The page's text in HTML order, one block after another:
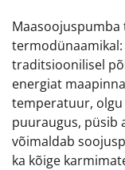
traditsioonilisel
energiat
temperatuur, olgu
puuraugus, püsib
võimaldab
ka kõige